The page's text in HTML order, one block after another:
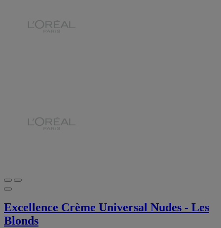
Excellence Crème Universal Nudes - Les
Blonds